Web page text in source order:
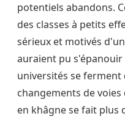
potentiels abandons.
des classes à petits
sérieux et motivés
auraient pu s'épanouir
universités se ferment
changements de
en khâgne se fait plus